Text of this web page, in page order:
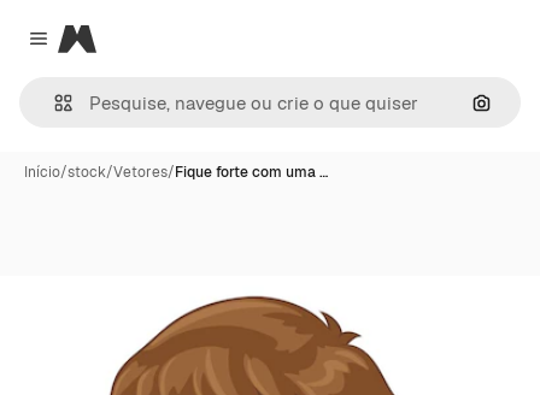
Close menu
Magnific
Início/stock/Vetores/Fique forte com uma …